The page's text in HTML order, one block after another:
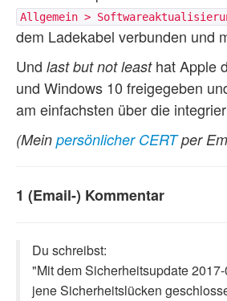
Allgemein >
dem Ladekabel verbunden und
Und last but not leasthat Apple
und Windows 10 freigegeben
am einfachsten über die
(Mein persönlicher CERTper
1 (Email-) Kommentar
Du schreibst:
"Mit dem Sicherheitsupdate
jene Sicherheitslücken